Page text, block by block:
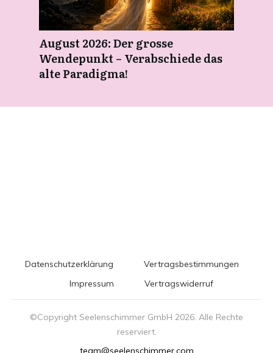
August 2026: Der grosse
Wendepunkt – Verabschiede das
alte Paradigma!
Datenschutzerklärung
Vertragsbestimmungen
Impressum
Vertragswiderruf
©Copyright Seelenschimmer GmbH 2026. Alle Rechte
reserviert.
team@seelenschimmer.com